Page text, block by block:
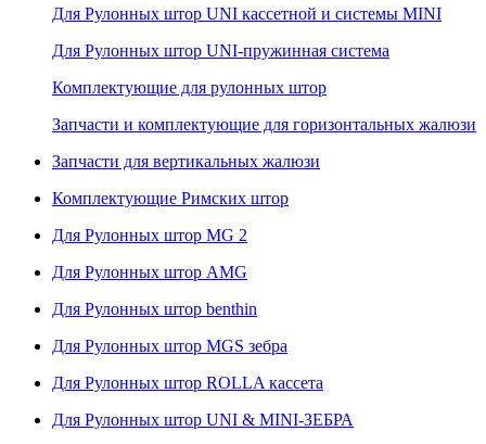
Для Рулонных штор UNI кассетной и системы MINI
Для Рулонных штор UNI-пружинная система
Комплектующие для рулонных штор
Запчасти и комплектующие для горизонтальных жалюзи
Запчасти для вертикальных жалюзи
Комплектующие Римских штор
Для Рулонных штор MG 2
Для Рулонных штор AMG
Для Рулонных штор benthin
Для Рулонных штор MGS зебра
Для Рулонных штор ROLLA кассета
Для Рулонных штор UNI & MINI-ЗЕБРА